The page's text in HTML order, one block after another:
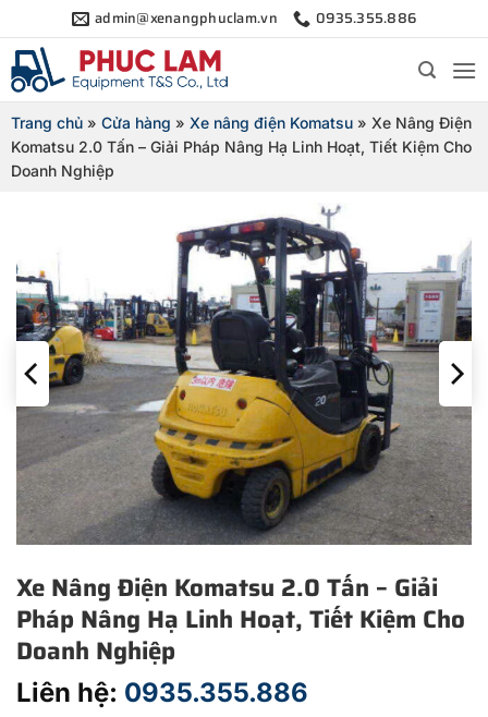
qua
nội
dung
admin@xenangphuclam.vn 0935.355.886
Trang chủ » Cửa hàng » Xe nâng điện Komatsu » Xe Nâng Điện
Komatsu 2.0 Tấn – Giải Pháp Nâng Hạ Linh Hoạt, Tiết Kiệm Cho
Doanh Nghiệp
Xe Nâng Điện Komatsu 2.0 Tấn – Giải
Pháp Nâng Hạ Linh Hoạt, Tiết Kiệm Cho
Doanh Nghiệp
Liên hệ: 0935.355.886